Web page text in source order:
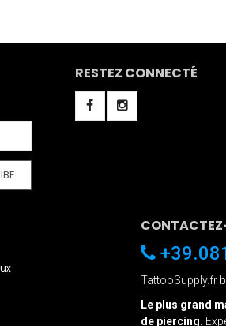
RESTEZ CONNECTÉ
TattooSupply.fr
Le plus grand
de piercing.